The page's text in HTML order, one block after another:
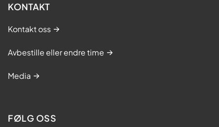
KONTAKT
Kontakt oss
Avbestille eller endre time
Media
FØLG OSS